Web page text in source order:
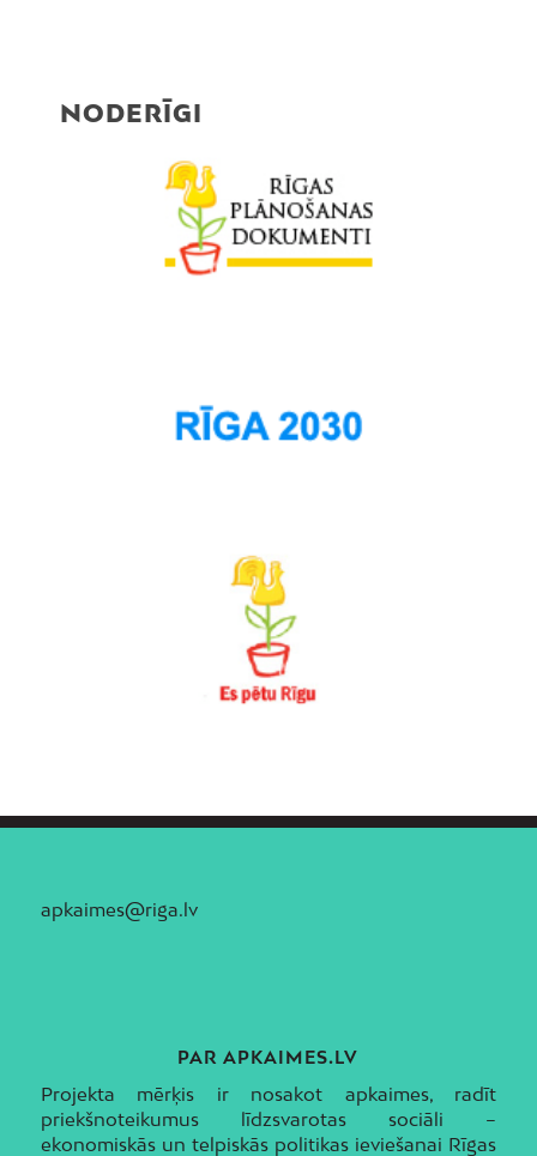
NODERĪGI
apkaimes@riga.lv
PAR APKAIMES.LV
Projekta mērķis ir nosakot apkaimes, radīt
priekšnoteikumus līdzsvarotas sociāli –
ekonomiskās un telpiskās politikas ieviešanai Rīgas